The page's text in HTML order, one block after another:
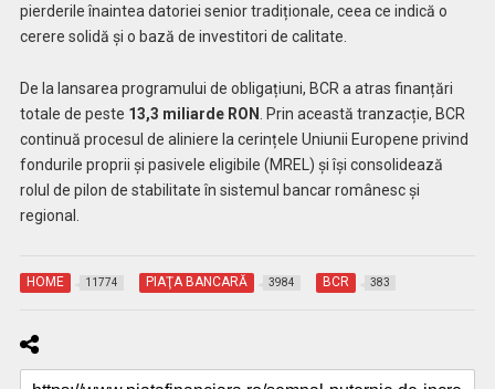
pierderile înaintea datoriei senior tradiționale, ceea ce indică o
cerere solidă și o bază de investitori de calitate.
De la lansarea programului de obligațiuni, BCR a atras finanțări
totale de peste 13,3 miliarde RON
. Prin această tranzacție, BCR
continuă procesul de aliniere la cerințele Uniunii Europene privind
fondurile proprii și pasivele eligibile (MREL) și își consolidează
rolul de pilon de stabilitate în sistemul bancar românesc și
regional.
HOME 11774 PIAŢA BANCARĂ 3984 BCR 383